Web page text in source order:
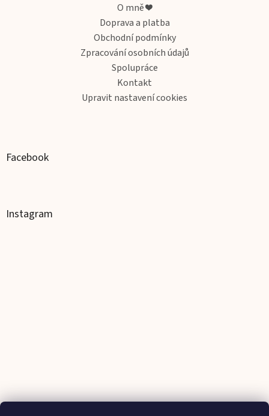
O mně ❤️
Doprava a platba
Obchodní podmínky
Zpracování osobních údajů
Spolupráce
Kontakt
Upravit nastavení cookies
Facebook
Instagram